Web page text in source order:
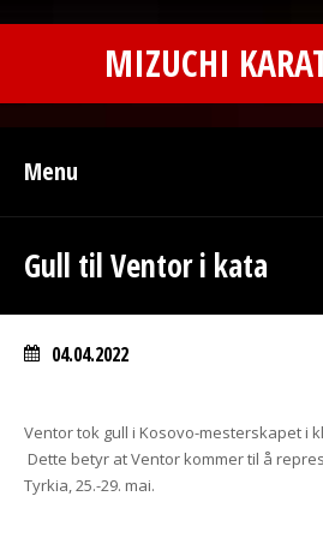
MIZUCHI
Menu
Gull til Ventor i kata
04.04.2022
Ventor tok gull i Kosovo-mesterskapet i
Dette betyr at Ventor kommer til å
Tyrkia, 25.-29. mai.